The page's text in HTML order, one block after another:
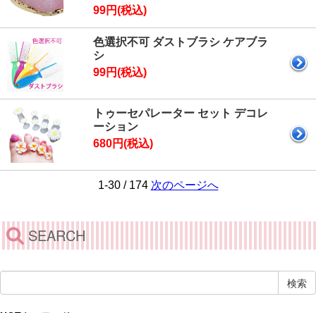
99円(税込)
色選択不可 ダストブラシ ケアブラ
シ
99円(税込)
トゥーセパレーター セット デコレ
ーション
680円(税込)
1-30 / 174 次のページへ